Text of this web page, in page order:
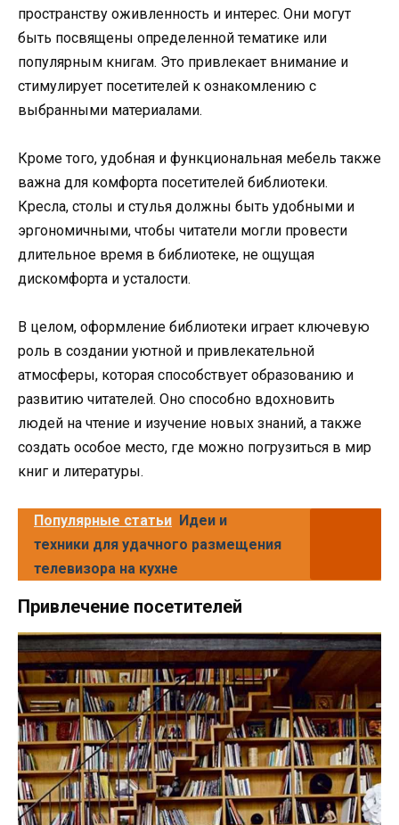
пространству оживленность и интерес. Они могут
быть посвящены определенной тематике или
популярным книгам. Это привлекает внимание и
стимулирует посетителей к ознакомлению с
выбранными материалами.
Кроме того, удобная и функциональная мебель также
важна для комфорта посетителей библиотеки.
Кресла, столы и стулья должны быть удобными и
эргономичными, чтобы читатели могли провести
длительное время в библиотеке, не ощущая
дискомфорта и усталости.
В целом, оформление библиотеки играет ключевую
роль в создании уютной и привлекательной
атмосферы, которая способствует образованию и
развитию читателей. Оно способно вдохновить
людей на чтение и изучение новых знаний, а также
создать особое место, где можно погрузиться в мир
книг и литературы.
Популярные статьи Идеи и
техники для удачного размещения
телевизора на кухне
Привлечение посетителей